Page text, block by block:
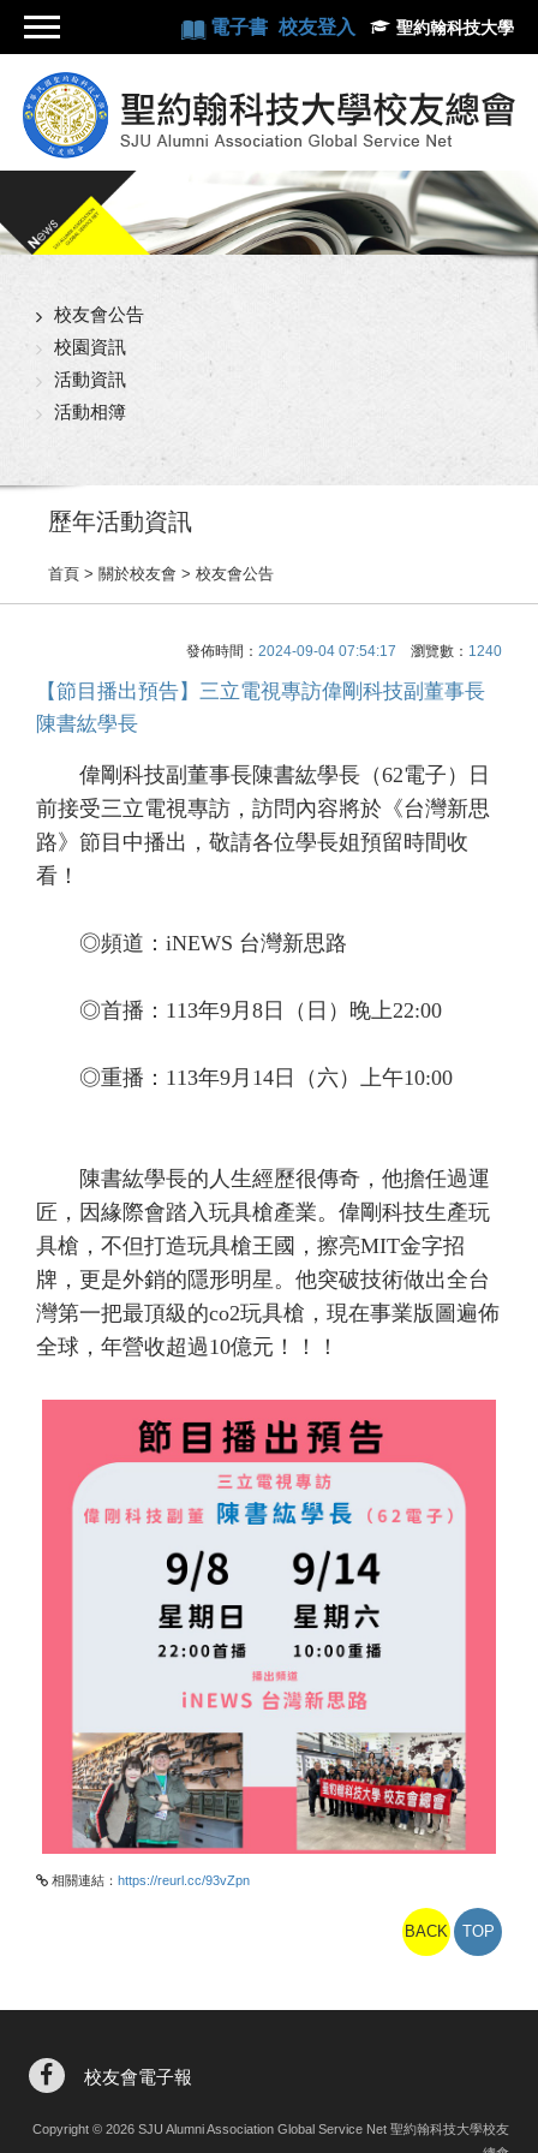
電子書 校友登入 聖約翰科技大學
校友會公告
校園資訊
活動資訊
活動相簿
歷年活動資訊
首頁 > 關於校友會 > 校友會公告
發佈時間： 2024-09-04 07:54:17 瀏覽數： 1240
【節目播出預告】三立電視專訪偉剛科技副董事長
陳書紘學長
偉剛科技副董事長陳書紘學長（62電子）日
前接受三立電視專訪，訪問內容將於《台灣新思
路》節目中播出，敬請各位學長姐預留時間收
看！
◎頻道： iNEWS 台灣新思路
◎首播： 113年9月 8 日（日）晚上22:00
◎重播：113年9月 14 日（六）上午10:00
陳書紘學長的人生經歷很傳奇，他擔任過運
匠，因緣際會踏入玩具槍產業。偉剛科技生產玩
具槍，不但打造玩具槍王國，擦亮MIT金字招
牌，更是外銷的隱形明星。他突破技術做出全台
灣第一把最頂級的co2玩具槍，現在事業版圖遍佈
全球，年營收超過10億元！！！
相關連結： https://reurl.cc/93vZpn
BACK TOP
校友會電子報
Copyright © 2026 SJU Alumni Association Global Service Net 聖約翰科技大學校友